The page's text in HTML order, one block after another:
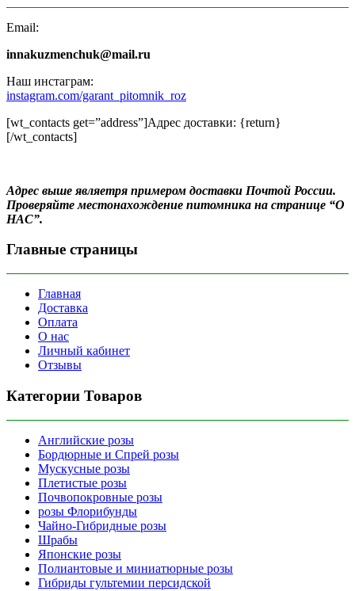
Email:
innakuzmenchuk@mail.ru
Наш инстаграм:
instagram.com/garant_pitomnik_roz
[wt_contacts get=”address”]Адрес доставки: {return}
[/wt_contacts]
Адрес выше являетря примером доставки Почтой России.
Проверяйте местонахождение питомника на странице “О
НАС”.
Главные страницы
Главная
Доставка
Оплата
О нас
Личный кабинет
Отзывы
Категории Товаров
Английские розы
Бордюрные и Спрей розы
Мускусные розы
Плетистые розы
Почвопокровные розы
розы Флорибунды
Чайно-Гибридные розы
Шрабы
Японские розы
Полиантовые и миниатюрные розы
Гибриды гультемии персидской